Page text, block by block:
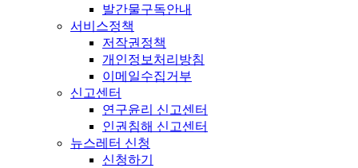
발간물구독안내
서비스정책
저작권정책
개인정보처리방침
이메일수집거부
신고센터
연구윤리 신고센터
인권침해 신고센터
뉴스레터 신청
신청하기